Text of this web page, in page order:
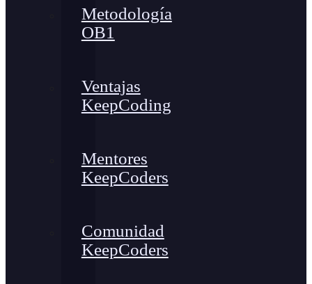
Metodología
OB1
Ventajas
KeepCoding
Mentores
KeepCoders
Comunidad
KeepCoders